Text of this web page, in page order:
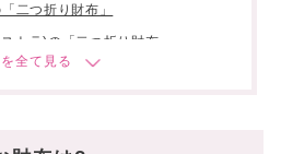
二つ折り財布」
トラ)の「二つ折り財布」
ローラン)の「二つ折り財布」